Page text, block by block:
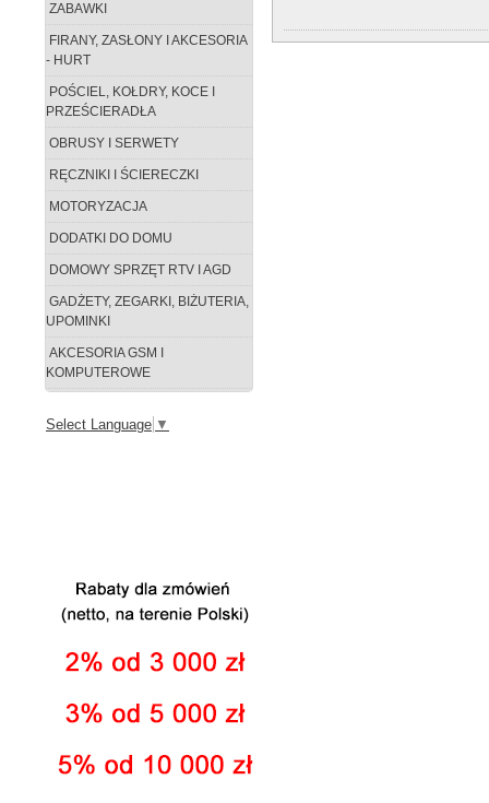
ZABAWKI
FIRANY, ZASŁONY I AKCESORIA
- HURT
POŚCIEL, KOŁDRY, KOCE I
PRZEŚCIERADŁA
OBRUSY I SERWETY
RĘCZNIKI I ŚCIERECZKI
MOTORYZACJA
DODATKI DO DOMU
DOMOWY SPRZĘT RTV I AGD
GADŻETY, ZEGARKI, BIŻUTERIA,
UPOMINKI
AKCESORIA GSM I
KOMPUTEROWE
Select Language ▼